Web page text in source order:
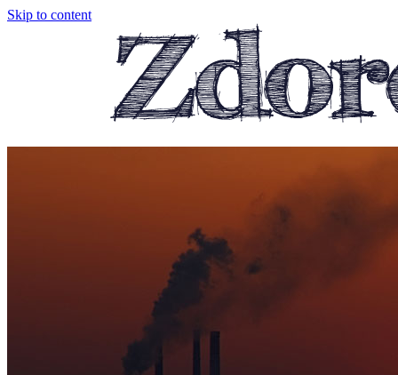
Skip to content